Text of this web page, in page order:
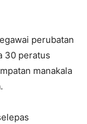
perubatan
30 peratus
manakala